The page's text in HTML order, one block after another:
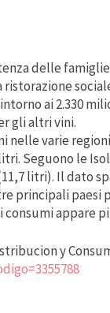
delle
ai 2.330
gli altri vini.
nelle varie
Seguono le
litri). Il dato
principali paesi
consumi appare
y